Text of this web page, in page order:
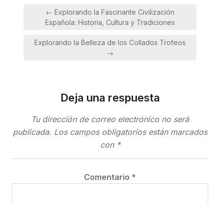
Navegación
← Explorando la Fascinante Civilización
Española: Historia, Cultura y Tradiciones
Explorando la Belleza de los Collados Trofeos
→
Deja una respuesta
Tu dirección de correo electrónico no será
publicada. Los campos obligatorios están marcados
con *
Comentario *